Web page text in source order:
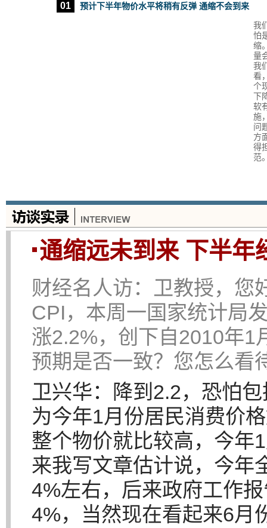
01
预计下半年物价水平将稍有反弹 通缩不会到来
我
怕
缩
量
我
看
个
下
软
施
问
方
得
范
通缩远未到来 下半年
财经名人访：
卫教授，您
CPI，本周一国家统计局
涨2.2%，创下自2010年1
预期是否一致？您怎么看
卫兴华：
降到2.2，恐怕
为今年1月份居民消费价
整个物价就比较高，今年
来我写文章估计说，今年
4%左右，后来政府工作
4%，当然现在看起来6月